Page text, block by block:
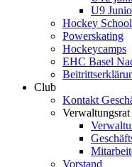
U9
Hockey School
Powerskating
Hockeycamps
EHC Basel
Club
Kontakt
Vorstand